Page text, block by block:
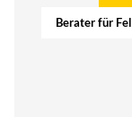
Berater für